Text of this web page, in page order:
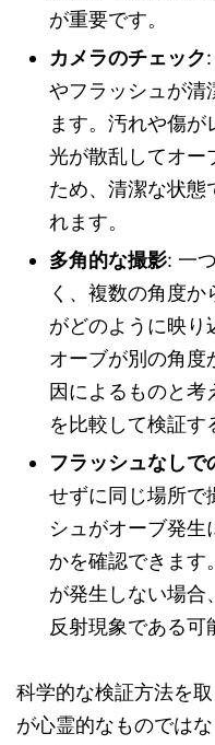
が重要です。
カメラのチェック
やフラッシュが清
ます。汚れや傷が
光が散乱してオー
ため、清潔な状態
れます。
多角的な撮影: 一
く、複数の角度
がどのように映り
オーブが別の角度
因によるものと
を比較して検証す
フラッシュなしで
せずに同じ場所で
シュがオーブ発生
かを確認できます
が発生しない場合
反射現象である可
科学的な検証方法を
が心霊的なものでは